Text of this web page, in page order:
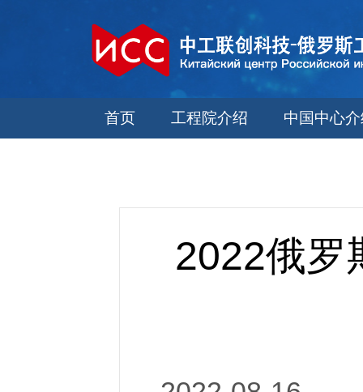
首页 工程院介绍 中国中心
2022俄罗